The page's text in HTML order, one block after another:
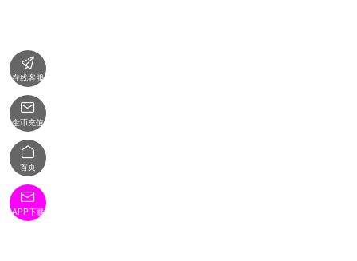

在线客服

金币充值

首页

APP下载